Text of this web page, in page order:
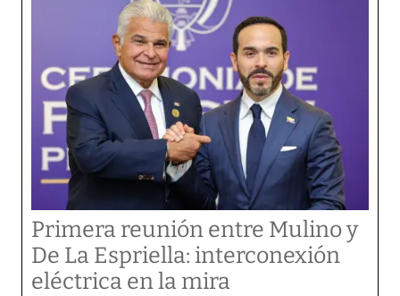
Primera reunión entre Mulino y
De La Espriella: interconexión
eléctrica en la mira